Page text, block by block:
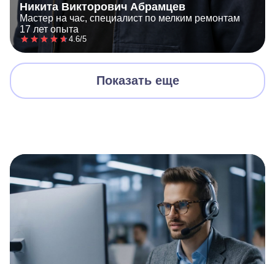
Никита Викторович Абрамцев
Мастер на час, специалист по мелким ремонтам
17 лет опыта
4.6/5
Показать еще